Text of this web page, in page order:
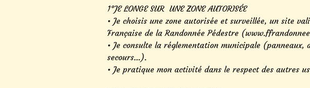
1°JE LONGE SUR UNE ZONE AUTORISÉE
• Je choisis une zone autorisée et surveillée, un site
Française de la Randonnée Pédestre
• Je consulte la réglementation municipale (panneaux,
secours…).
• Je pratique mon activité dans le respect des autres